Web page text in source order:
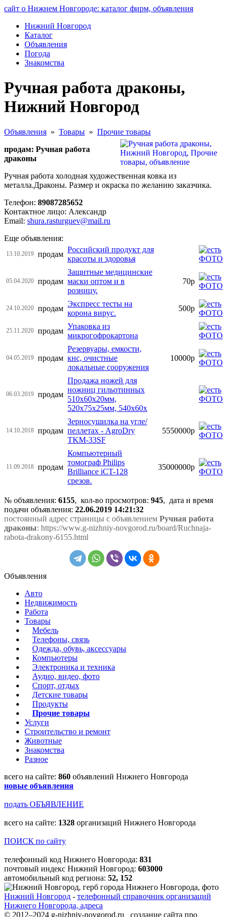
сайт о Нижнем Новгороде: каталог фирм, объявления
Нижний Новгород
Каталог
Объявления
Погода
Знакомства
Ручная работа драконы,
Нижний Новгород
Объявления » Товары » Прочие товары
продам: Ручная работа
драконы
Ручная работа холодная художественная ковка из
металла.Драконы. Размер и окраска по желанию заказчика.
Телефон: 89087285652
Контактное лицо: Александр
Email: shura.rasturguev@mail.ru
Еще объявления:
13.10.2019 продам
Российский продукт для
красоты и здоровья
05.04.2020 продам
Защитные медицинские
маски оптом и в
розницу.
70р
24.10.2020 продам
Экспресс тесты на
корона вирус.
500р
25.11.2020 продам
Упаковка из
микрогофрокартона
04.05.2019 продам
Резервуары, емкости,
кнс, очистные
локальные сооружения
10000р
06.03.2019 продам
Продажа ножей для
ножниц гильотинных
510х60х20мм,
520х75х25мм, 540х60х
14.10.2018 продам
Зерносушилка на угле/
пеллетах - AgroDry
TKM-33SF
5550000р
11.09.2018 продам
Компьютерный
томограф Philips
Brilliance iCT-128
срезов.
35000000р
№ объявления: 6155, кол-во просмотров: 945, дата и время
подачи объявления: 22.06.2019 14:21:32
постоянный адрес страницы с объявлением Ручная работа
драконы: https://www.g-nizhniy-novgorod.ru/board/Ruchnaja-
rabota-drakony-6155.html
Объявления
Авто
Недвижимость
Работа
Товары
Мебель
Телефоны, связь
Одежда, обувь, аксессуары
Компьютеры
Электроника и техника
Аудио, видео, фото
Спорт, отдых
Детские товары
Продукты
Прочие товары
Услуги
Строительство и ремонт
Животные
Знакомства
Разное
всего на сайте: 860 объявлений Нижнего Новгорода
новые объявления
подать ОБЪЯВЛЕНИЕ
всего на сайте: 1328 организаций Нижнего Новгорода
ПОИСК по сайту
телефонный код Нижнего Новгорода: 831
почтовый индекс Нижний Новгород: 603000
автомобильный код региона: 52, 152
Нижний Новгород - телефонный справочник организаций
Нижнего Новгорода, адреса
© 2012–2024 g-nizhniy-novgorod.ru создание сайта про